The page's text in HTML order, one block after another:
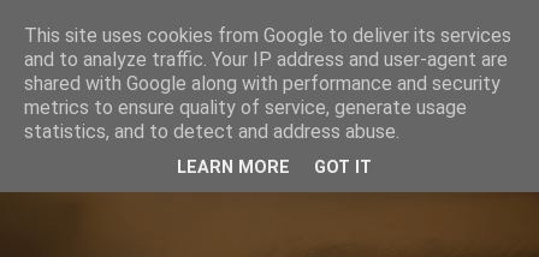
This site uses cookies from Google to deliver its services
and to analyze traffic. Your IP address and user-agent are
shared with Google along with performance and security
metrics to ensure quality of service, generate usage
statistics, and to detect and address abuse.
LEARN MORE GOT IT